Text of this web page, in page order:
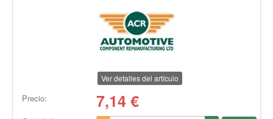
Ver detalles del artículo
Precio: 7,14 €